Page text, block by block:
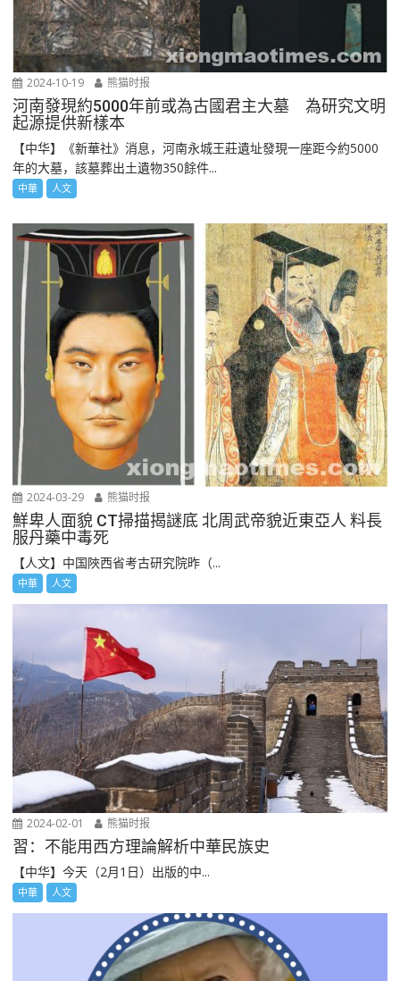
2024-10-19 熊猫时报
河南發現約5000年前或為古國君主大墓 為研究文明
起源提供新樣本
【中华】《新華社》消息，河南永城王莊遺址發現一座距今約5000
年的大墓，該墓葬出土遺物350餘件...
中華 人文
2024-03-29 熊猫时报
鮮卑人面貌 CT掃描揭謎底 北周武帝貌近東亞人 料長
服丹藥中毒死
【人文】中国陜西省考古研究院昨（...
中華 人文
2024-02-01 熊猫时报
習：不能用西方理論解析中華民族史
【中华】今天（2月1日）出版的中...
中華 人文